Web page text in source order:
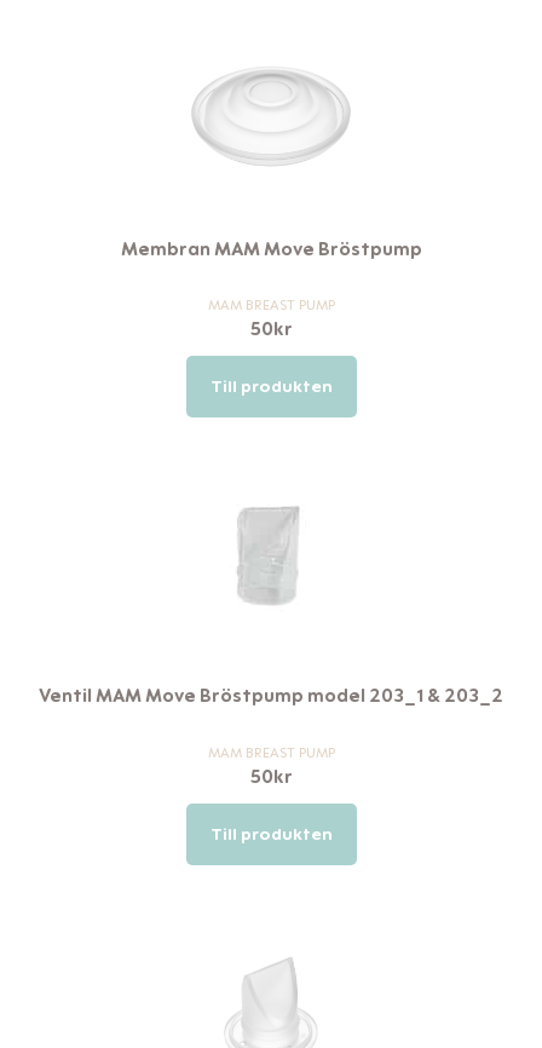
Membran MAM Move Bröstpump
MAM BREAST PUMP
50kr
Till produkten
Ventil MAM Move Bröstpump model 203_1 & 203_2
MAM BREAST PUMP
50kr
Till produkten